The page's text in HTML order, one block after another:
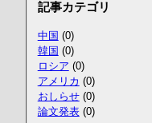
記事カテゴリ
中国 (0)
韓国 (0)
ロシア (0)
アメリカ (0)
おしらせ(0)
論文発表(0)